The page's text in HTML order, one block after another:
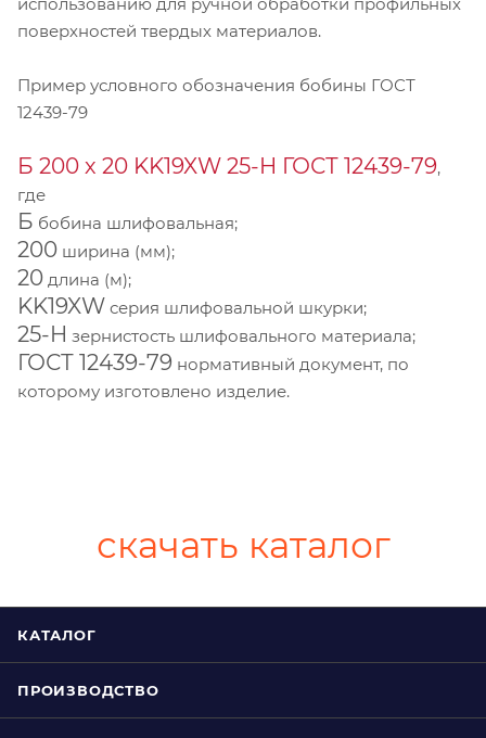
поверхностей твердых материалов.
Пример условного обозначения бобины ГОСТ
12439-79
Б 200 х 20 KK19XW 25-H ГОСТ 12439-79,
где
Б бобина шлифовальная;
200 ширина (мм);
20 длина (м);
KK19XW серия шлифовальной шкурки;
25-H зернистость шлифовального материала;
ГОСТ 12439-79 нормативный документ, по
которому изготовлено изделие.
скачать каталог
КАТАЛОГ
ПРОИЗВОДСТВО